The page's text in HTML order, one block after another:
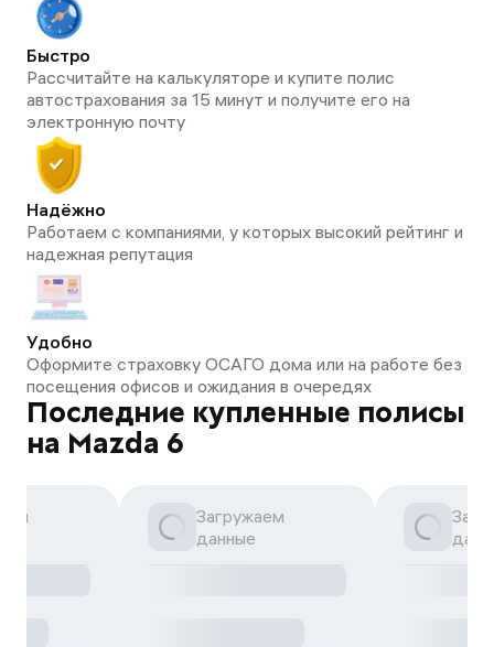
Быстро
Рассчитайте на калькуляторе и купите полис
автострахования за 15 минут и получите его на
электронную почту
Надёжно
Работаем с компаниями, у которых высокий рейтинг и
надежная репутация
Удобно
Оформите страховку ОСАГО дома или на работе без
посещения офисов и ожидания в очередях
Последние купленные полисы
на Mazda 6
Загружаем
данные